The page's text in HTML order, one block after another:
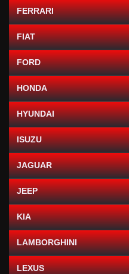
FERRARI
FIAT
FORD
HONDA
HYUNDAI
ISUZU
JAGUAR
JEEP
KIA
LAMBORGHINI
LEXUS